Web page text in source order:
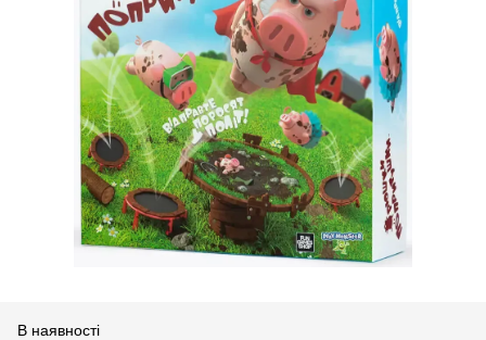
В наявності